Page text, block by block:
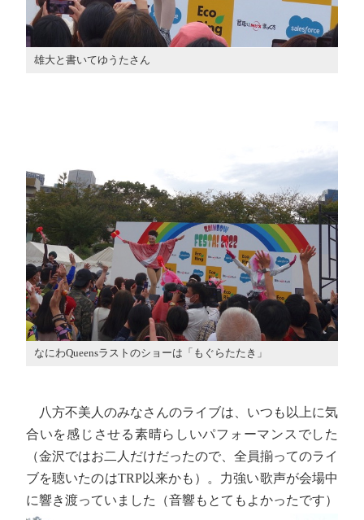
雄大と書いてゆうたさん
なにわQueensラストのショーは「もぐらたたき」
八方不美人のみなさんのライブは、いつも以上に気
合いを感じさせる素晴らしいパフォーマンスでした
（金沢ではお二人だけだったので、全員揃ってのライ
ブを聴いたのはTRP以来かも）。力強い歌声が会場中
に響き渡っていました（音響もとてもよかったです）